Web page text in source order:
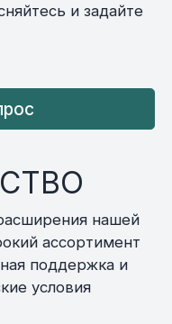
и задайте
нашей
ассортимент
поддержка и
условия